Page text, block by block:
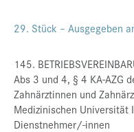
29. Stück – Ausgegeben
145.
Abs 3 und 4, § 4 KA-AZG
Zahnärztinnen und
Medizinischen Universität
Dienstnehmer/-innen